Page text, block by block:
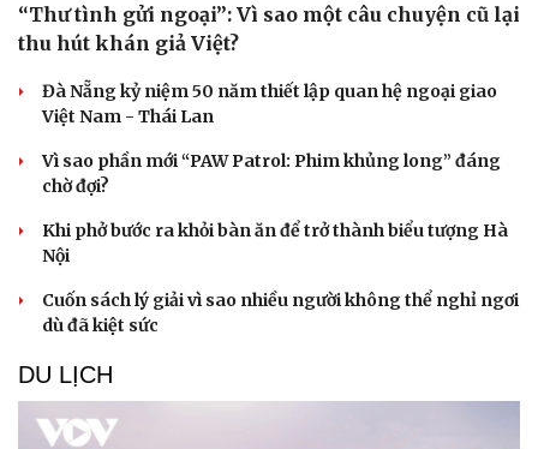
“Thư tình gửi ngoại”: Vì sao một câu chuyện cũ lại
thu hút khán giả Việt?
Đà Nẵng kỷ niệm 50 năm thiết lập quan hệ ngoại giao
Việt Nam - Thái Lan
Vì sao phần mới “PAW Patrol: Phim khủng long” đáng
chờ đợi?
Khi phở bước ra khỏi bàn ăn để trở thành biểu tượng Hà
Nội
Cuốn sách lý giải vì sao nhiều người không thể nghỉ ngơi
dù đã kiệt sức
DU LỊCH